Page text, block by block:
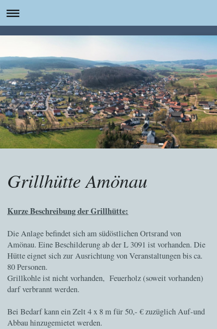
Grillhütte Amönau
Kurze Beschreibung der Grillhütte:
Die Anlage befindet sich am südöstlichen Ortsrand von
Amönau. Eine Beschilderung ab der L 3091 ist vorhanden. Die
Hütte eignet sich zur Ausrichtung von Veranstaltungen bis ca.
80 Personen.
Grillkohle ist nicht vorhanden, Feuerholz (soweit vorhanden)
darf verbrannt werden.
Bei Bedarf kann ein Zelt 4 x 8 m für 50,- € zuzüglich Auf-und
Abbau hinzugemietet werden.